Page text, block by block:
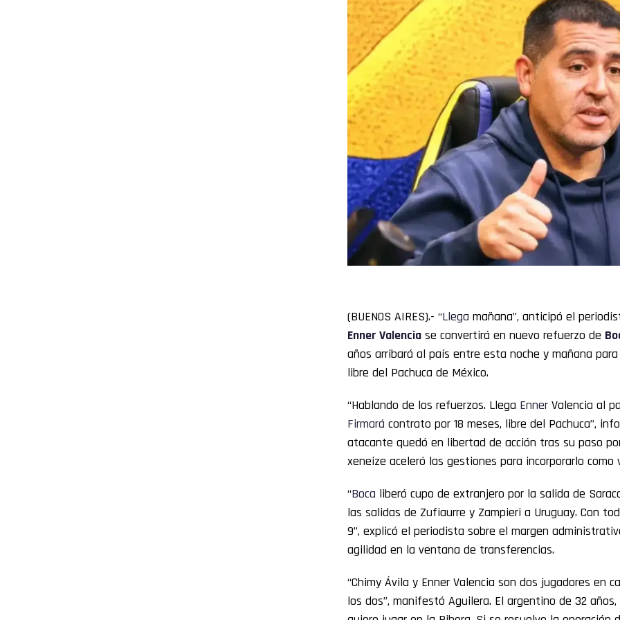
(BUENOS AIRES).- “Llega mañana”, anticipó el
Enner Valencia se convertirá en nuevo refuerzo de
años arribará al país entre esta noche y mañana
libre del Pachuca de México.
“Hablando de los refuerzos. Llega Enner Valencia al
Firmará contrato por 18 meses, libre del Pachuca”,
atacante quedó en libertad de acción tras su paso
xeneize aceleró las gestiones para incorporarlo
“Boca liberó cupo de extranjero por la salida de
las salidas de Zufiaurre y Zampieri a Uruguay. Con
9”, explicó el periodista sobre el margen
agilidad en la ventana de transferencias.
“Chimy Ávila y Enner Valencia son dos jugadores en
los dos”, manifestó Aguilera. El argentino de 32